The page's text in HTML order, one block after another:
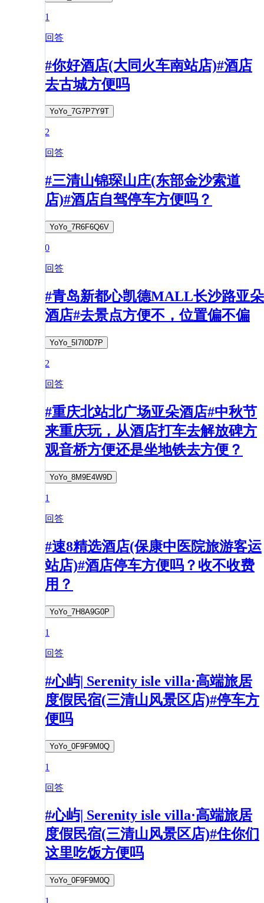
1
回答
#你好酒店(大同火车南站店)#酒店
去古城方便吗
YoYo_7G7P7Y9T
2
回答
#三清山锦琛山庄(东部金沙索道
店)#酒店自驾停车方便吗？
YoYo_7R6F6Q6V
0
回答
#青岛新都心凯德MALL长沙路亚朵
酒店#去景点方便不，位置偏不偏
YoYo_5I7I0D7P
2
回答
#重庆北站北广场亚朵酒店#中秋节
来重庆玩，从酒店打车去解放碑方
观音桥方便还是坐地铁去方便？
YoYo_8M9E4W9D
1
回答
#速8精选酒店(保康中医院旅游客运
站店)#酒店停车方便吗？收不收费
用？
YoYo_7H8A9G0P
1
回答
#心屿| Serenity isle villa·高端旅居
度假民宿(三清山风景区店)#停车方
便吗
YoYo_0F9F9M0Q
1
回答
#心屿| Serenity isle villa·高端旅居
度假民宿(三清山风景区店)#住你们
这里吃饭方便吗
YoYo_0F9F9M0Q